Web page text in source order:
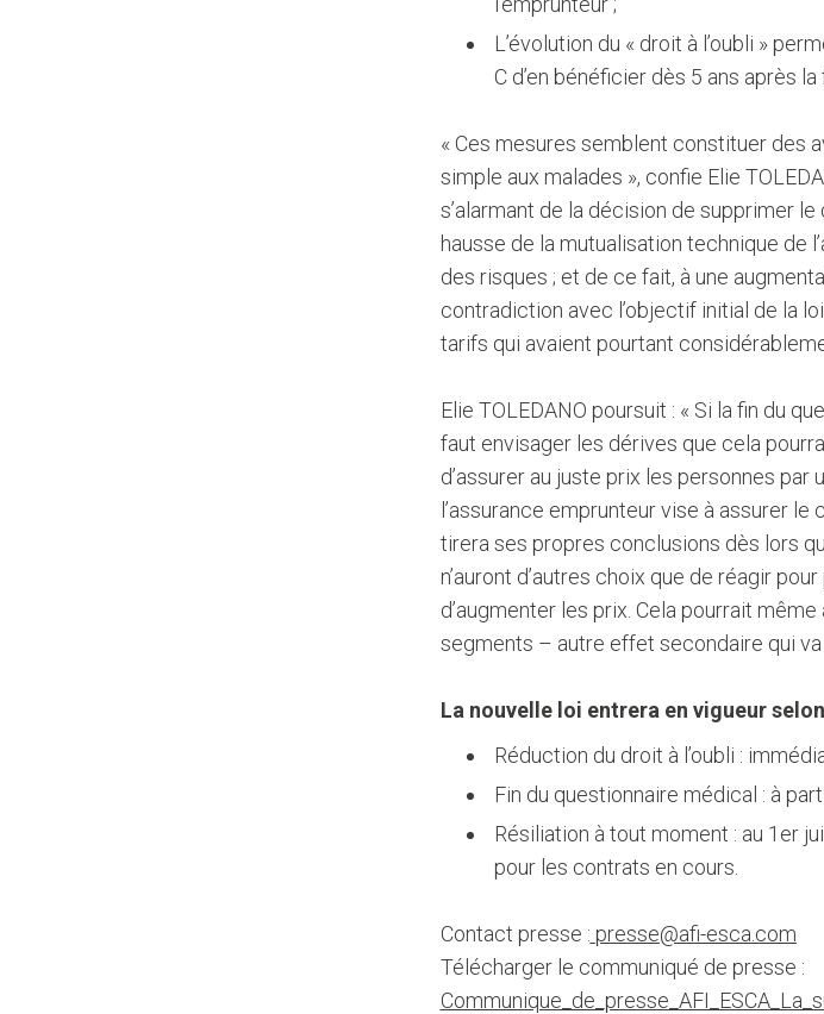
L’évolution du « droit à l’oubli »
C d’en bénéficier dès 5 ans après
« Ces mesures semblent constituer des
simple aux malades », confie Elie
s’alarmant de la décision de supprimer
hausse de la mutualisation technique de
des risques ; et de ce fait, à une
contradiction avec l’objectif initial de la
tarifs qui avaient pourtant
Elie TOLEDANO poursuit : « Si la fin du
faut envisager les dérives que cela
d’assurer au juste prix les personnes
l’assurance emprunteur vise à assurer
tirera ses propres conclusions dès lors
n’auront d’autres choix que de réagir
d’augmenter les prix. Cela pourrait
segments – autre effet secondaire qui va
La nouvelle loi entrera en vigueur
Réduction du droit à l’oubli :
Fin du questionnaire médical : à
Résiliation à tout moment : au 1er
pour les contrats en cours.
Contact presse : presse@afi-esca.com
Télécharger le communiqué de presse :